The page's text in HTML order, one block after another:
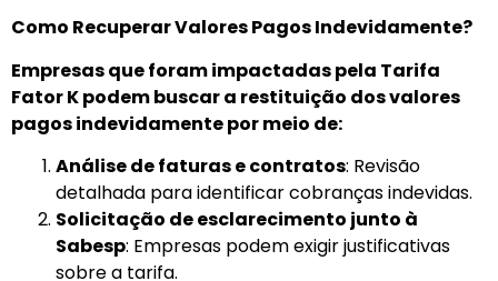
Como Recuperar Valores Pagos Indevidamente?
Empresas que foram impactadas pela Tarifa
Fator K podem buscar a restituição dos valores
pagos indevidamente por meio de:
Análise de faturas e contratos: Revisão
detalhada para identificar cobranças indevidas.
Solicitação de esclarecimento junto à
Sabesp: Empresas podem exigir justificativas
sobre a tarifa.